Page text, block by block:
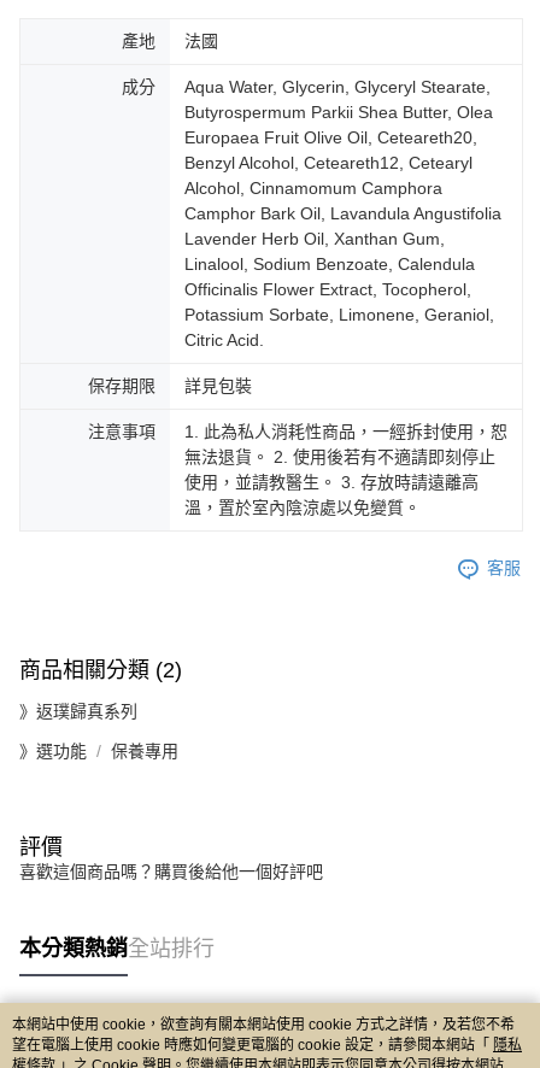
產地 法國
成分
Aqua Water, Glycerin, Glyceryl Stearate,
Butyrospermum Parkii Shea Butter, Olea
Europaea Fruit Olive Oil, Ceteareth20,
Benzyl Alcohol, Ceteareth12, Cetearyl
Alcohol, Cinnamomum Camphora
Camphor Bark Oil, Lavandula Angustifolia
Lavender Herb Oil, Xanthan Gum,
Linalool, Sodium Benzoate, Calendula
Officinalis Flower Extract, Tocopherol,
Potassium Sorbate, Limonene, Geraniol,
Citric Acid.
保存期限 詳見包裝
注意事項
1. 此為私人消耗性商品，一經拆封使用，恕
無法退貨。 2. 使用後若有不適請即刻停止
使用，並請教醫生。 3. 存放時請遠離高
溫，置於室內陰涼處以免變質。
客服
商品相關分類 (2)
》返璞歸真系列
》選功能 保養專用
評價
喜歡這個商品嗎？購買後給他一個好評吧
本分類熱銷全站排行
熱門標籤
本網站中使用 cookie，欲查詢有關本網站使用 cookie 方式之詳情，及若您不希
望在電腦上使用 cookie 時應如何變更電腦的 cookie 設定，請參閱本網站「 隱私